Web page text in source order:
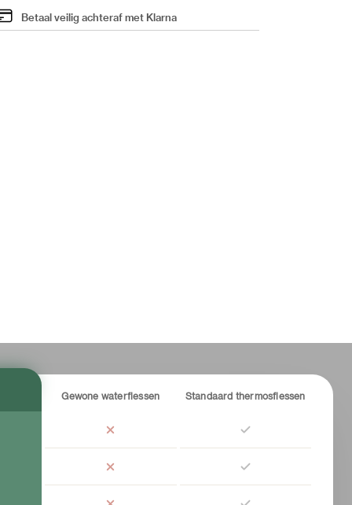
Betaal veilig achteraf met Klarna
Gewone waterflessen Standaard thermosflessen